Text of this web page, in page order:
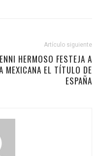
Artículo siguiente
HERMOSO FESTEJA A
MEXICANA EL TÍTULO DE
ESPAÑA